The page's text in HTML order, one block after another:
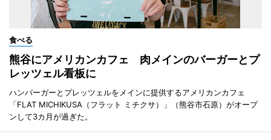
食べる
熊谷にアメリカンカフェ 肉メインのバーガーとプ
レッツェル看板に
ハンバーガーとプレッツェルをメインに提供するアメリカンカフェ
「FLAT MICHIKUSA（フラット ミチクサ）」（熊谷市石原）がオープ
ンして3カ月が過ぎた。